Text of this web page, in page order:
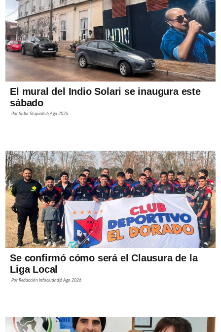
El mural del Indio Solari se inaugura este
sábado
PorSofía Stupiello6 Ago 2026
Se confirmó cómo será el Clausura de la
Liga Local
PorRedacción Infociudad6 Ago 2026